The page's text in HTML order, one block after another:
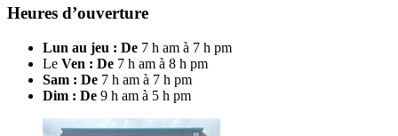
Heures d’ouverture
Lun au jeu : De 7 h am à 7 h pm
Le Ven : De 7 h am à 8 h pm
Sam : De 7 h am à 7 h pm
Dim : De 9 h am à 5 h pm